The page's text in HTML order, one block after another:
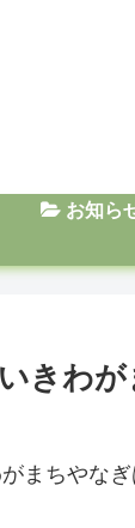
お知ら
きわ
まちやな